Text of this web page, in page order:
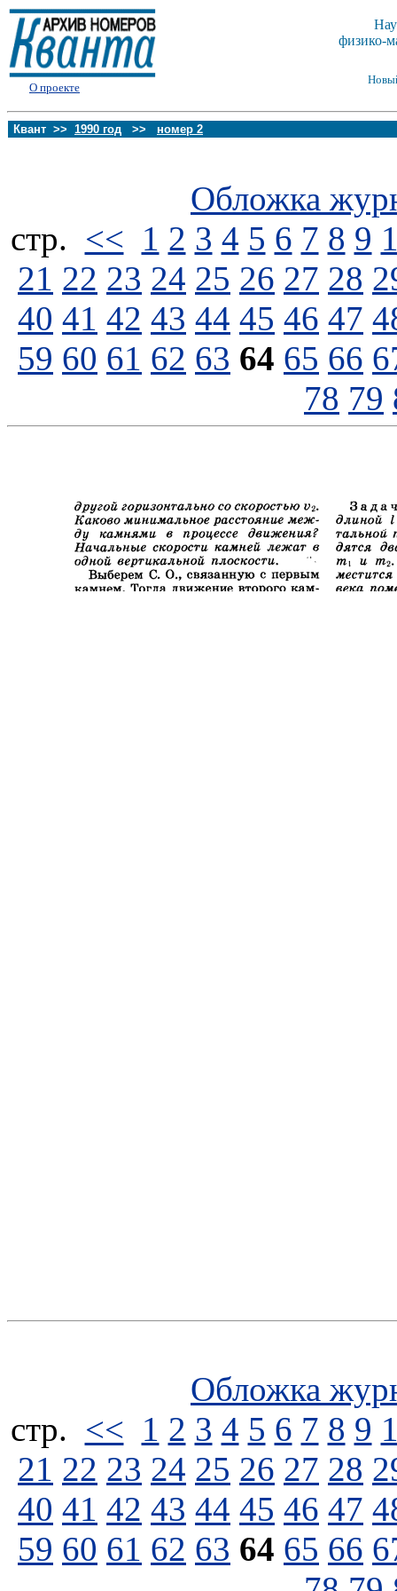
О проекте
физико-
Квант >> 1990 год >> номер 2
Обложка
стp. << 1 2 3 4 5 6 7 8 9
21 22 23 24 25 26 27 28
40 41 42 43 44 45 46 47
59 60 61 62 63 64 65 66
78 79
Обложка
стp. << 1 2 3 4 5 6 7 8 9
21 22 23 24 25 26 27 28
40 41 42 43 44 45 46 47
59 60 61 62 63 64 65 66